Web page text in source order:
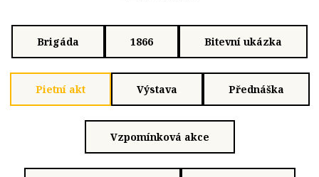
Brigáda 1866 Bitevní ukázka
Pietní akt Výstava Přednáška
Vzpomínková akce